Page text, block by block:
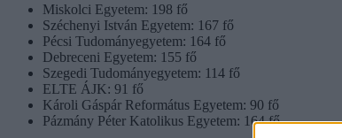
Miskolci Egyetem: 198 fő
Széchenyi István Egyetem: 167 fő
Pécsi Tudományegyetem: 164 fő
Debreceni Egyetem: 155 fő
Szegedi Tudományegyetem: 114 fő
ELTE ÁJK: 91 fő
Károli Gáspár Református Egyetem: 90 fő
Pázmány Péter Katolikus Egyetem: 164 fő